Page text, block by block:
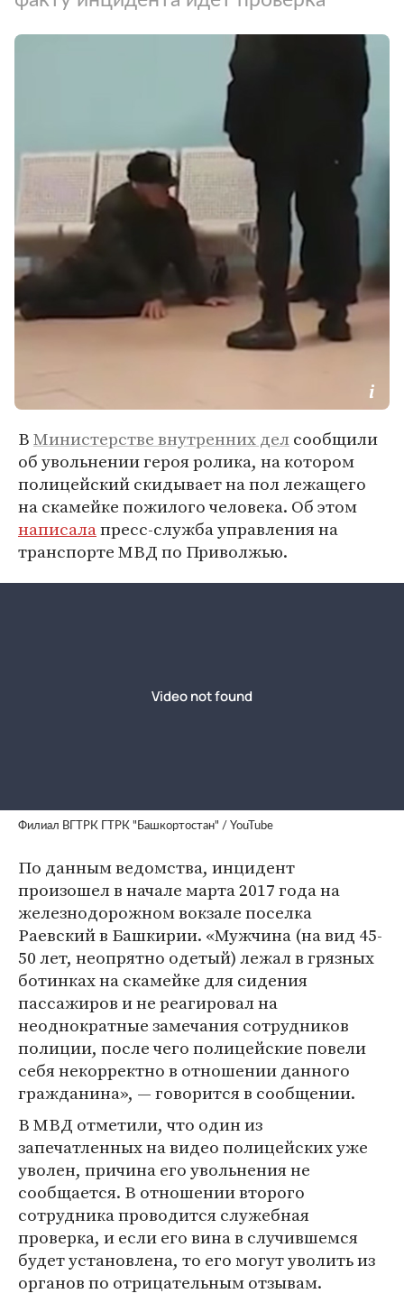
ВМинистерстве внутренних дел сообщили
об увольнении героя ролика, на котором
полицейский скидывает на пол лежащего
на скамейке пожилого человека. Об этом
написалапресс-служба управления на
транспорте МВД по Приволжью.
Филиал ВГТРК ГТРК "Башкортостан" / YouTube
По данным ведомства, инцидент
произошел в начале марта 2017 года на
железнодорожном вокзале поселка
Раевский в Башкирии. «Мужчина (на вид 45-
50 лет, неопрятно одетый) лежал в грязных
ботинках на скамейке для сидения
пассажиров и не реагировал на
неоднократные замечания сотрудников
полиции, после чего полицейские повели
себя некорректно в отношении данного
гражданина», — говорится в сообщении.
В МВД отметили, что один из
запечатленных на видео полицейских уже
уволен, причина его увольнения не
сообщается. В отношении второго
сотрудника проводится служебная
проверка, и если его вина в случившемся
будет установлена, то его могут уволить из
органов по отрицательным отзывам.